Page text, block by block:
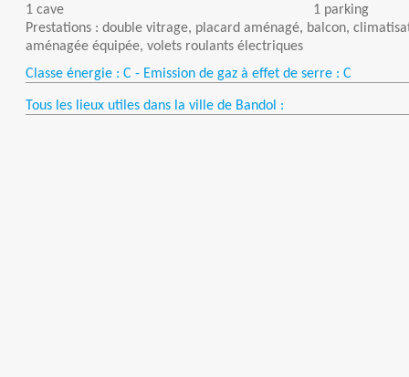
1 cave
1 parking
Prestations : double vitrage, placard aménagé, balcon,
aménagée équipée, volets roulants électriques
Classe énergie : C - Emission de gaz à effet de serre : C
Tous les lieux utiles dans la ville de Bandol :